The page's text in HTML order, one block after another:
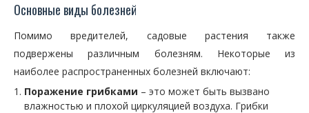
Основные виды болезней
Помимо вредителей, садовые растения также
подвержены различным болезням. Некоторые из
наиболее распространенных болезней включают:
Поражение грибками – это может быть вызвано
влажностью и плохой циркуляцией воздуха. Грибки